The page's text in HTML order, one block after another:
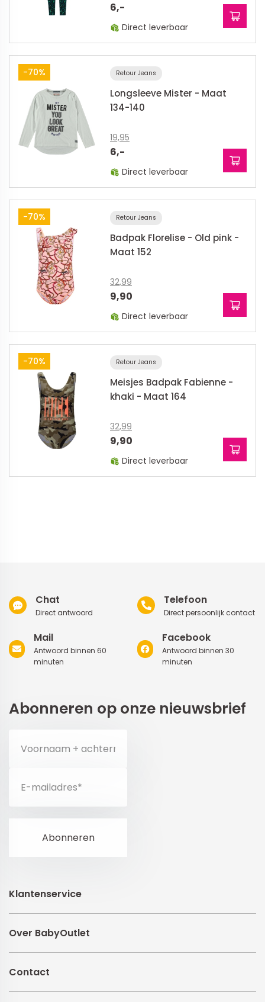
6,-
Direct leverbaar
-70% Retour Jeans
Longsleeve Mister - Maat
134-140
19,95
6,-
Direct leverbaar
-70% Retour Jeans
Badpak Florelise - Old pink -
Maat 152
32,99
9,90
Direct leverbaar
-70% Retour Jeans
Meisjes Badpak Fabienne -
khaki - Maat 164
32,99
9,90
Direct leverbaar
Chat
Direct antwoord
Telefoon
Direct persoonlijk contact
Mail
Antwoord binnen 60
minuten
Facebook
Antwoord binnen 30
minuten
Abonneren op onze nieuwsbrief
Klantenservice
Over BabyOutlet
Contact